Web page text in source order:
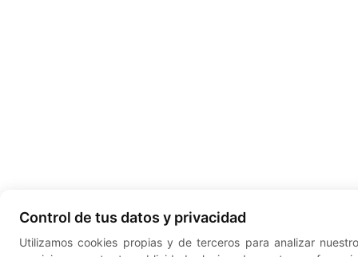
Control de tus datos y privacidad
Utilizamos cookies propias y de terceros para analizar